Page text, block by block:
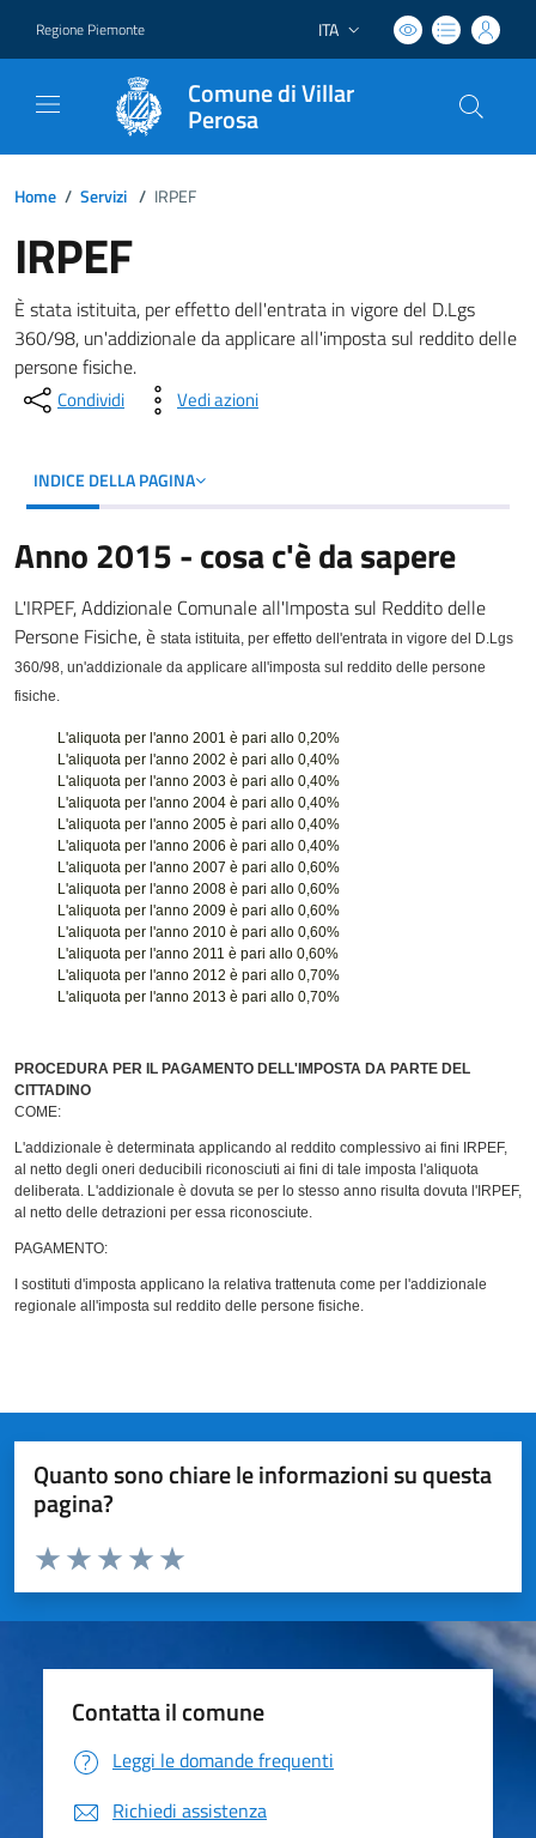
Regione Piemonte Lingua attiva:
ITA
Comune di Villar
Perosa
Home / Servizi / IRPEF
IRPEF
È stata istituita, per effetto dell'entrata in vigore del D.Lgs
360/98, un'addizionale da applicare all'imposta sul reddito delle
persone fisiche.
Condividi Vedi azioni
INDICE DELLA PAGINA
Anno 2015 - cosa c'è da sapere
L'IRPEF, Addizionale Comunale all'Imposta sul Reddito delle
Persone Fisiche, è stata istituita, per effetto dell'entrata in vigore del D.Lgs
360/98, un'addizionale da applicare all'imposta sul reddito delle persone
fisiche.
L'aliquota per l'anno 2001 è pari allo 0,20%
L'aliquota per l'anno 2002 è pari allo 0,40%
L'aliquota per l'anno 2003 è pari allo 0,40%
L'aliquota per l'anno 2004 è pari allo 0,40%
L'aliquota per l'anno 2005 è pari allo 0,40%
L'aliquota per l'anno 2006 è pari allo 0,40%
L'aliquota per l'anno 2007 è pari allo 0,60%
L'aliquota per l'anno 2008 è pari allo 0,60%
L'aliquota per l'anno 2009 è pari allo 0,60%
L'aliquota per l'anno 2010 è pari allo 0,60%
L'aliquota per l'anno 2011 è pari allo 0,60%
L'aliquota per l'anno 2012 è pari allo 0,70%
L'aliquota per l'anno 2013 è pari allo 0,70%
PROCEDURA PER IL PAGAMENTO DELL'IMPOSTA DA PARTE DEL
CITTADINO
COME:
L'addizionale è determinata applicando al reddito complessivo ai fini IRPEF,
al netto degli oneri deducibili riconosciuti ai fini di tale imposta l'aliquota
deliberata. L'addizionale è dovuta se per lo stesso anno risulta dovuta l'IRPEF,
al netto delle detrazioni per essa riconosciute.
PAGAMENTO:
I sostituti d'imposta applicano la relativa trattenuta come per l'addizionale
regionale all'imposta sul reddito delle persone fisiche.
Quanto sono chiare le informazioni su questa
pagina?
Valuta da 1 a 5 stelle la pagina
Valuta 5 stelle su 5
Valuta 4 stelle su 5
Valuta 3 stelle su 5
Valuta 2 stelle su 5
Valuta 1 stelle su 5
Contatta il comune
Leggi le domande frequenti
Richiedi assistenza